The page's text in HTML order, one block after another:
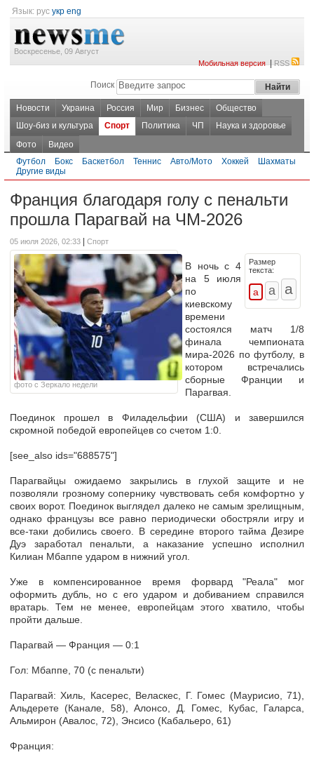
Язык: рус укр eng
Воскресенье, 09 Август
Мобильная версия|RSS
Поиск
Новости Украина Россия Мир Бизнес
Общество
Шоу-биз и культура
Спорт Политика ЧП
Наука и здоровье
Фото
Видео
Футбол
Бокс Баскетбол Теннис Авто/Мото Хоккей
Шахматы
Другие виды
Франция благодаря голу с пенальти
прошла Парагвай на ЧМ-2026
05 июля 2026, 02:33 Спорт
фото с Зеркало недели
Размер
текста:
В ночь с 4
на 5 июля
по
киевскому
времени
состоялся матч 1/8
финала чемпионата
мира-2026 по футболу, в
котором встречались
сборные Франции и
Парагвая.
Поединок прошел в Филадельфии (США) и завершился
скромной победой европейцев со счетом 1:0.
[see_also ids="688575"]
Парагвайцы ожидаемо закрылись в глухой защите и не
позволяли грозному сопернику чувствовать себя комфортно у
своих ворот. Поединок выглядел далеко не самым зрелищным,
однако французы все равно периодически обостряли игру и
все-таки добились своего. В середине второго тайма Дезире
Дуэ заработал пенальти, а наказание успешно исполнил
Килиан Мбаппе ударом в нижний угол.
Уже в компенсированное время форвард "Реала" мог
оформить дубль, но с его ударом и добиванием справился
вратарь. Тем не менее, европейцам этого хватило, чтобы
пройти дальше.
Парагвай — Франция — 0:1
Гол: Мбаппе, 70 (с пенальти)
Парагвай: Хиль, Касерес, Веласкес, Г. Гомес (Маурисио, 71),
Альдерете (Канале, 58), Алонсо, Д. Гомес, Кубас, Галарса,
Альмирон (Авалос, 72), Энсисо (Кабальеро, 61)
Франция: